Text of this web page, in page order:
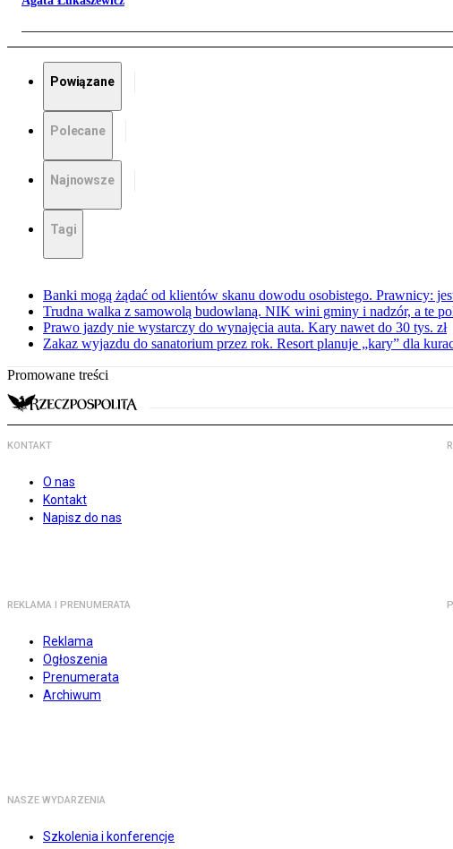
Powiązane
Polecane
Najnowsze
Tagi
Banki mogą żądać od klientów skanu dowodu osobistego. Prawnicy:
Trudna walka z samowolą budowlaną. NIK wini gminy i nadzór, a te
Prawo jazdy nie wystarczy do wynajęcia auta. Kary nawet do 30 tys. zł
Zakaz wyjazdu do sanatorium przez rok. Resort planuje „kary” dla
Promowane treści
KONTAKT
O nas
Kontakt
Napisz do nas
REKLAMA I PRENUMERATA
Reklama
Ogłoszenia
Prenumerata
Archiwum
NASZE WYDARZENIA
Szkolenia i konferencje